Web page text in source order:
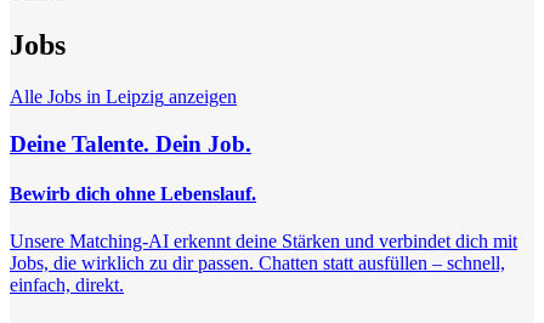
Jobs
Alle Jobs in Leipzig anzeigen
Deine Talente. Dein Job.
Bewirb dich ohne Lebenslauf.
Unsere Matching-AI erkennt deine Stärken und verbindet dich mit
Jobs, die wirklich zu dir passen. Chatten statt ausfüllen – schnell,
einfach, direkt.